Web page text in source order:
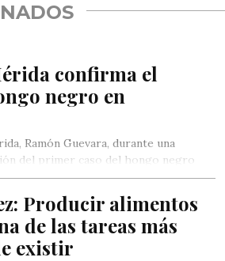
confirma el
negro en
Ramón Guevara, durante una
del primer caso del hongo negro
Producir alimentos
de las tareas más
existir